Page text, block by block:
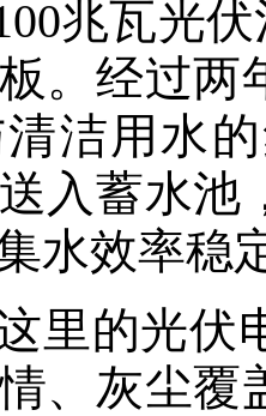
兆瓦光
。经过
洁用水
入蓄水池
水效率稳
里的光伏
、灰尘覆